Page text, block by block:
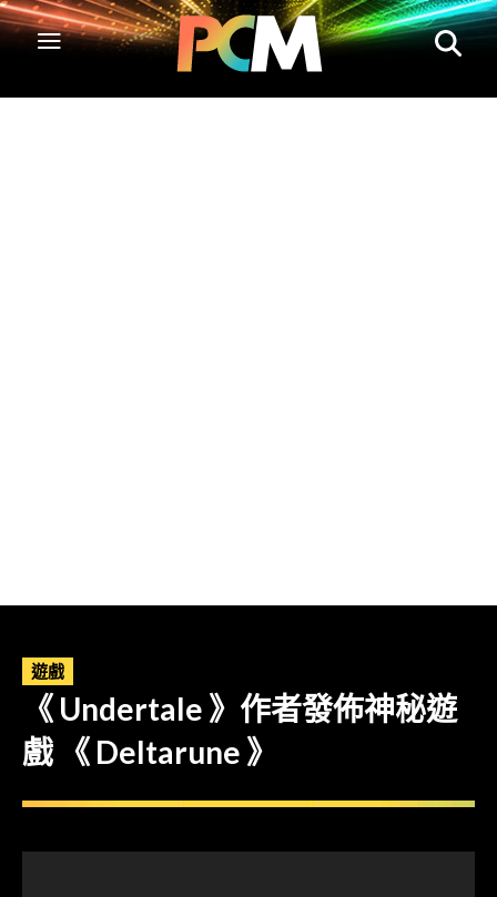
遊戲
《 Undertale 》作者發佈神秘遊
戲 《 Deltarune 》